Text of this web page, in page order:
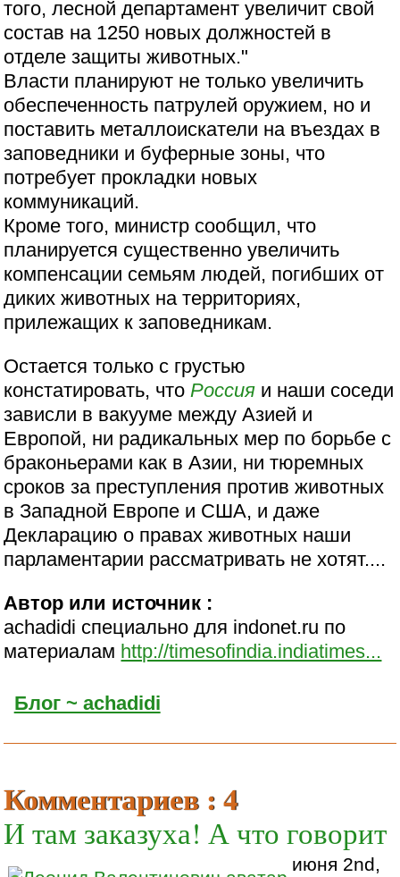
того, лесной департамент увеличит свой
состав на 1250 новых должностей в
отделе защиты животных."
Власти планируют не только увеличить
обеспеченность патрулей оружием, но и
поставить металлоискатели на въездах в
заповедники и буферные зоны, что
потребует прокладки новых
коммуникаций.
Кроме того, министр сообщил, что
планируется существенно увеличить
компенсации семьям людей, погибших от
диких животных на территориях,
прилежащих к заповедникам.
Остается только с грустью
констатировать, что Россия и наши соседи
зависли в вакууме между Азией и
Европой, ни радикальных мер по борьбе с
браконьерами как в Азии, ни тюремных
сроков за преступления против животных
в Западной Европе и США, и даже
Декларацию о правах животных наши
парламентарии рассматривать не хотят....
Автор или источник :
achadidi специально для indonet.ru по
материалам http://timesofindia.indiatimes...
Блог ~ achadidi
Комментариев : 4
И там заказуха! А что говорит
июня 2nd,